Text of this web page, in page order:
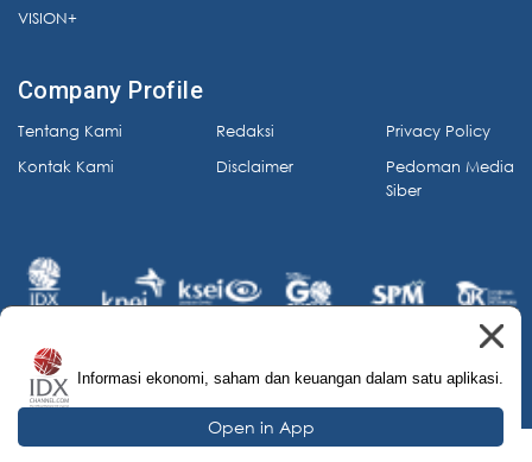
VISION+
Company Profile
Tentang Kami
Kontak Kami
Redaksi
Disclaimer
Privacy Policy
Pedoman Media
Siber
© 2026 IDX Channel. All Rights Reserved.
Informasi ekonomi, saham dan keuangan dalam satu aplikasi.
Open in App